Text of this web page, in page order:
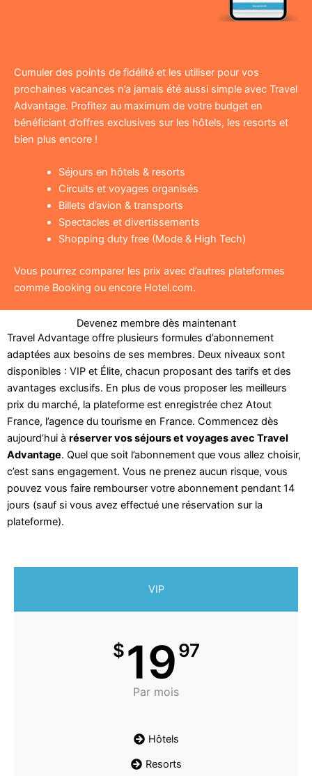
Cumuler des points de fidélité et les utiliser pour vos
prochaines vacances n’a jamais été aussi simple avec Travel
Advantage. Profitez au maximum de votre budget en
bénéficiant d’offres exclusives sur les hôtels, les resorts et
bien plus encore !
Séjours en hôtels & resorts
Circuits et voyages organisés
Billets d’avion & transports
Spectacles et divertissements
Shopping duty free (Mode & High Tech)
Vous pourrez comparer les prix avec d’autres plateformes
comme Booking ou encore Hotel.com.
Devenez membre dès maintenant
Travel Advantage offre plusieurs formules d’abonnement
adaptées aux besoins de ses membres. Deux niveaux sont
disponibles : VIP et Élite, chacun proposant des tarifs et des
avantages exclusifs. En plus de vous proposer les meilleurs
prix du marché, la plateforme est enregistrée chez Atout
France, l’agence du tourisme en France. Commencez dès
aujourd’hui à réserver vos séjours et voyages avec Travel
Advantage. Quel que soit l’abonnement que vous allez choisir,
c’est sans engagement. Vous ne prenez aucun risque, vous
pouvez vous faire rembourser votre abonnement pendant 14
jours (sauf si vous avez effectué une réservation sur la
plateforme).
VIP
$1997
Par mois
Hôtels
Resorts